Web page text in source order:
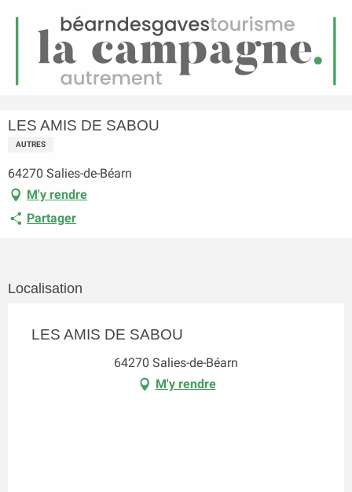
Menu
LES AMIS DE SABOU
LES AMIS DE SABOU
AUTRES
64270 Salies-de-Béarn
M'y rendre
Partager
Localisation
LES AMIS DE SABOU
64270 Salies-de-Béarn
M'y rendre